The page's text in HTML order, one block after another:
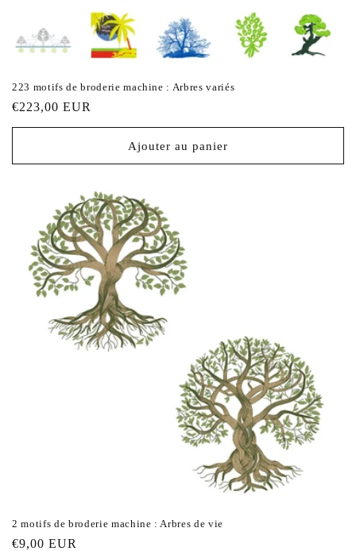
223 motifs de broderie machine : Arbres variés
Prix
habituel
€223,00 EUR
Ajouter au panier
2 motifs de broderie machine : Arbres de vie
Prix
€9,00 EUR